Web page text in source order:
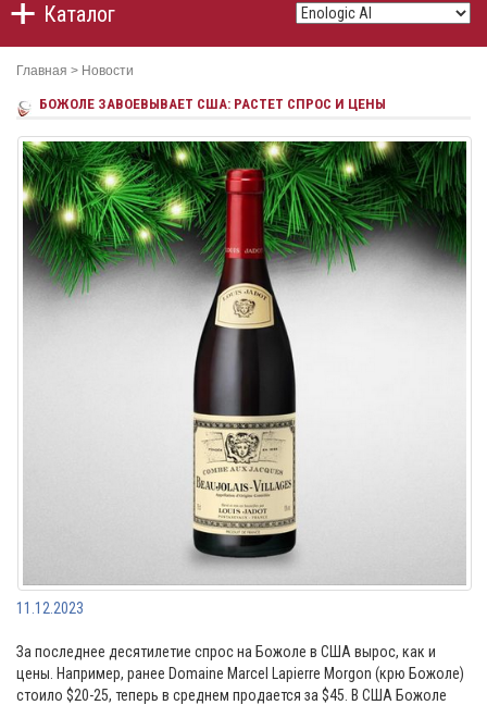
Каталог
Главная > Новости
БОЖОЛЕ ЗАВОЕВЫВАЕТ США: РАСТЕТ СПРОС И ЦЕНЫ
11.12.2023
За последнее десятилетие спрос на Божоле в США вырос, как и
цены. Например, ранее Domaine Marcel Lapierre Morgon (крю Божоле)
стоило $20-25, теперь в среднем продается за $45. В США Божоле